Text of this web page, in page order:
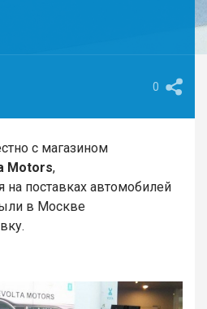
0
с магазином
Motors,
поставках автомобилей
в Москве